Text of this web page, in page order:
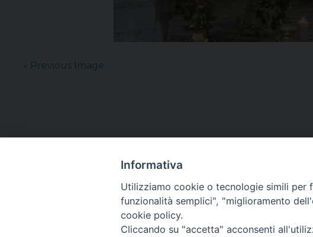
« Previous Image
via
Informativa
Utilizziamo cookie o tecnologie simili per
funzionalità semplici", "miglioramento
cookie policy.
Cliccando su "accetta" acconsenti